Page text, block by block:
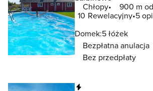
Chłopy
900 m
10 Rewelacyjny 5
Domek:5 łóżek
Bezpłatna anulacja
Bez przedpłaty